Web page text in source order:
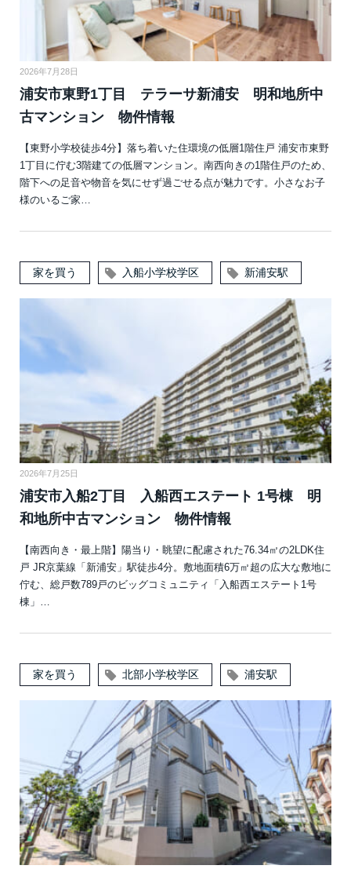
2026年7月28日
浦安市東野1丁目 テラーサ新浦安 明和地所中
古マンション 物件情報
【東野小学校徒歩4分】落ち着いた住環境の低層1階住戸 浦安市東野
1丁目に佇む3階建ての低層マンション。南西向きの1階住戸のため、
階下への足音や物音を気にせず過ごせる点が魅力です。小さなお子
様のいるご家…
家を買う 入船小学校学区 新浦安駅
2026年7月25日
浦安市入船2丁目 入船西エステート 1号棟 明
和地所中古マンション 物件情報
【南西向き・最上階】陽当り・眺望に配慮された76.34㎡の2LDK住
戸 JR京葉線「新浦安」駅徒歩4分。敷地面積6万㎡超の広大な敷地に
佇む、総戸数789戸のビッグコミュニティ「入船西エステート1号
棟」…
家を買う 北部小学校学区 浦安駅